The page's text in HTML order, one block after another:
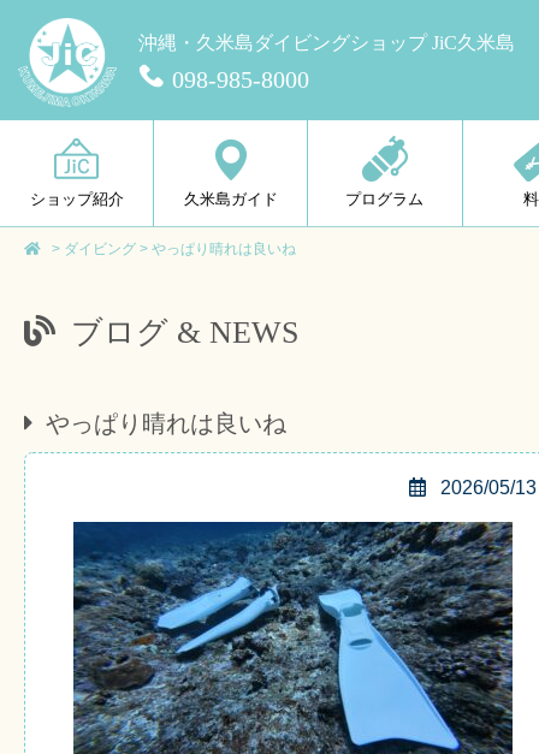
沖縄・久米島ダイビングショップ JiC久米島
098-985-8000
ショップ紹介 久米島ガイド プログラム
> ダイビング > やっぱり晴れは良いね
ブログ & NEWS
やっぱり晴れは良いね
2026/05/13